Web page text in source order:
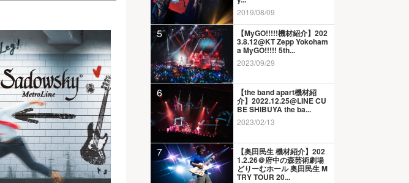
2019/08/09
5 【MyGO!!!!!機材紹介】202
3.8.12@KT Zepp Yokoham
a MyGO!!!!! 5th...
2023/09/29
6 【the band apart機材紹
介】2022.12.25@LINE CU
BE SHIBUYA the ba...
2023/02/13
7 【奥田民生 機材紹介】202
1.2.26＠府中の森芸術劇場
どりーむホール 奥田民生 M
TRY TOUR 20...